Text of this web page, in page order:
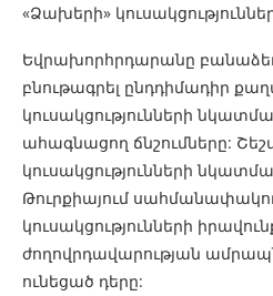
«Ձախերի»
Եվրախորհրդարանը
բնութագրել ընդդիմադիր
կուսակցությունների
ահագնացող ճնշումները:
կուսակցությունների
Թուրքիայում
կուսակցությունների
ժողովրդավարության
ունեցած դերը: